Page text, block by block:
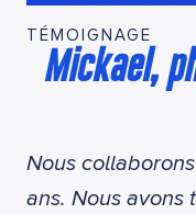
TÉMOIGNAGE
Mickael,
Nous
ans. Nous avons